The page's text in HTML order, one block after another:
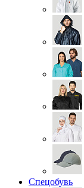
Спецобувь